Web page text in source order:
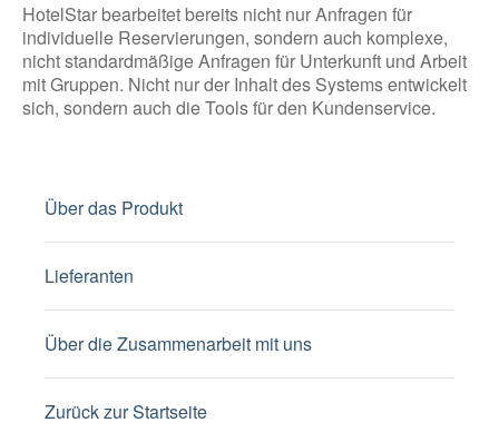
HotelStar bearbeitet bereits nicht nur Anfragen für
individuelle Reservierungen, sondern auch komplexe,
nicht standardmäßige Anfragen für Unterkunft und Arbeit
mit Gruppen. Nicht nur der Inhalt des Systems entwickelt
sich, sondern auch die Tools für den Kundenservice.
Über das Produkt
Lieferanten
Über die Zusammenarbeit mit uns
Zurück zur Startseite